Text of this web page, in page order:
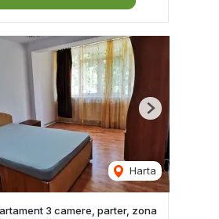
Harta
Next
3 camere, parter, zona